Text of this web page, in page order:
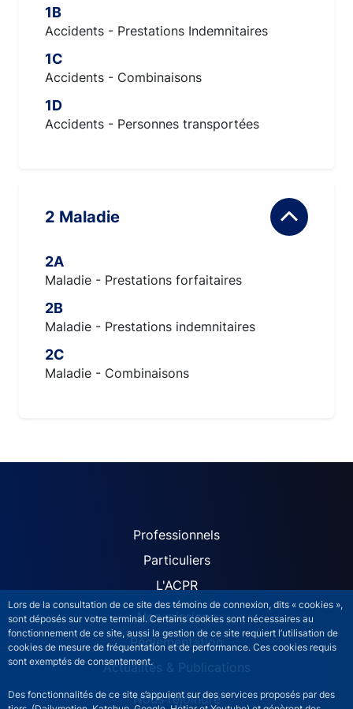
Lors de la consultation de ce site des témoins de connexion, dits « cookies »,
sont déposés sur votre terminal. Certains cookies sont nécessaires au
fonctionnement de ce site, aussi la gestion de ce site requiert l’utilisation de
cookies de mesure de fréquentation et de performance. Ces cookies requis
sont exemptés de consentement.
Des fonctionnalités de ce site s’appuient sur des services proposés par des
1B
Accidents - Prestations Indemnitaires
1C
Accidents - Combinaisons
1D
Accidents - Personnes transportées
2 Maladie
2A
Maladie - Prestations forfaitaires
2B
Maladie - Prestations indemnitaires
2C
Maladie - Combinaisons
ACPR site navigation
Professionnels
Particuliers
L'ACPR
Nos missions
Réglementation
Actualités & Publications
Nous rejoindre